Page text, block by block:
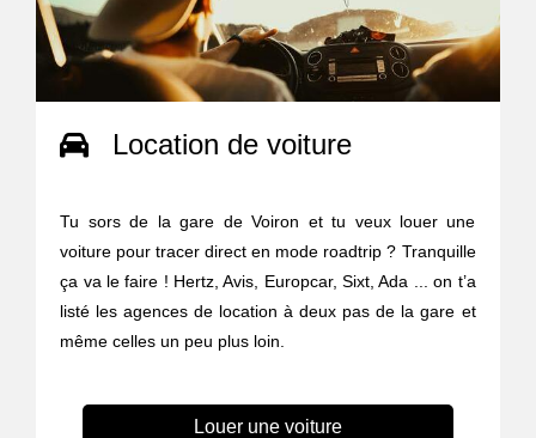
Location de voiture
Tu sors de la gare de Voiron et tu veux louer une
voiture pour tracer direct en mode roadtrip ? Tranquille
ça va le faire ! Hertz, Avis, Europcar, Sixt, Ada ... on t’a
listé les agences de location à deux pas de la gare et
même celles un peu plus loin.
Louer une voiture